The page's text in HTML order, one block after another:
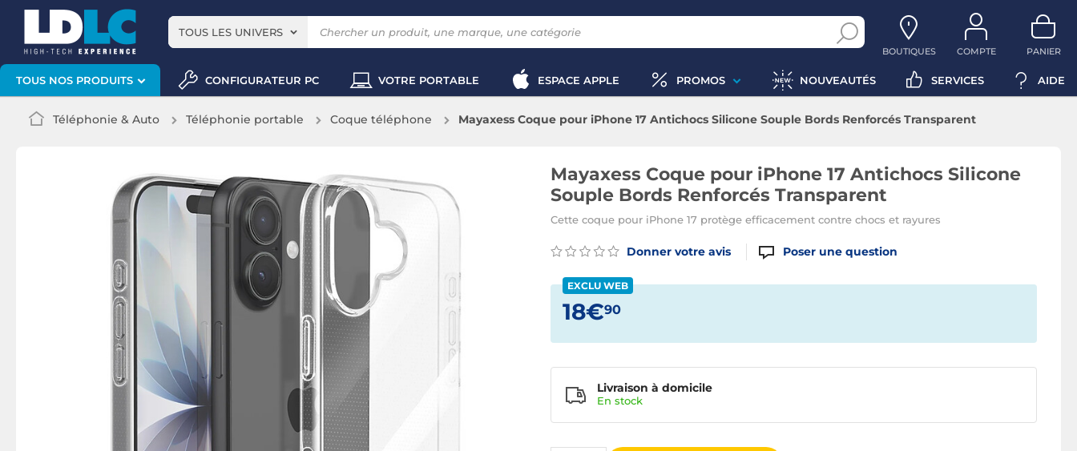
TOUS LES UNIVERS
BOUTIQUES COMPTE PANIER
TOUS NOS PRODUITS CONFIGURATEUR PC VOTRE PORTABLE ESPACE APPLE PROMOS NOUVEAUTÉS SERVICES AIDE
Téléphonie & Auto Téléphonie portable Coque téléphone Mayaxess Coque pour iPhone 17 Antichocs Silicone Souple Bords Renforcés Transparent
Mayaxess Coque pour iPhone 17 Antichocs Silicone
Souple Bords Renforcés Transparent
Cette coque pour iPhone 17 protège efficacement contre chocs et rayures
Donner votre avis Poser une question
EXCLU WEB
18€90
Livraison à domicile
En stock